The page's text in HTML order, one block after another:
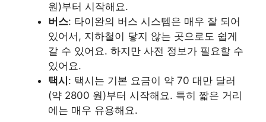
원)부터 시작해요.
버스: 타이완의 버스 시스템은 매우 잘 되어
있어서, 지하철이 닿지 않는 곳으로도 쉽게
갈 수 있어요. 하지만 사전 정보가 필요할 수
있어요.
택시 : 택시는 기본 요금이 약 70 대만 달러
(약 2800 원)부터 시작해요. 특히 짧은 거리
에는 매우 유용해요.